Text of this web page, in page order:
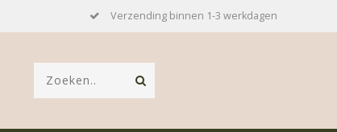
binnen 1-3 werkdagen